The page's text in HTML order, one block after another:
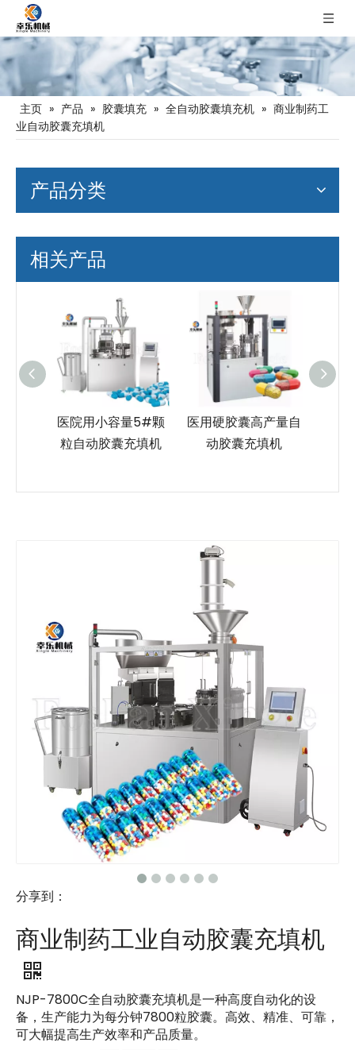
主页 » 产品 » 胶囊填充 » 全自动胶囊填充机 » 商业制药工
业自动胶囊充填机
产品分类
相关产品
医用硬胶囊高产量自
动胶囊充填机
NJP-2500孔板式回
收自动胶囊充填机
分享到：
商业制药工业自动胶囊充填机
NJP-7800C全自动胶囊充填机是一种高度自动化的设
备，生产能力为每分钟7800粒胶囊。高效、精准、可靠，
可大幅提高生产效率和产品质量。